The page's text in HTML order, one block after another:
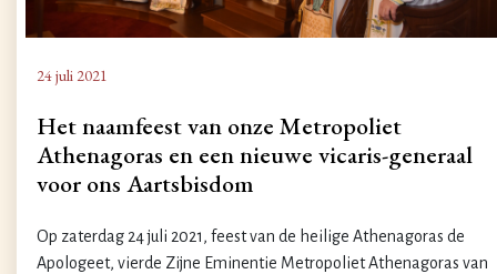
24 juli 2021
Het naamfeest van onze Metropoliet
Athenagoras en een nieuwe vicaris-generaal
voor ons Aartsbisdom
Op zaterdag 24 juli 2021, feest van de heilige Athenagoras de
Apologeet, vierde Zijne Eminentie Metropoliet Athenagoras van